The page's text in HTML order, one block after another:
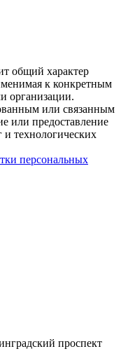
общий характер
к конкретным
организации.
или связанным
или предоставление
технологических
персональных
проспект